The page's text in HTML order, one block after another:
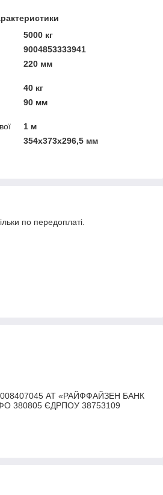
5000 кг
9004853333941
220 мм
40 кг
90 мм
1 м
354х373х296,5 мм
по передоплаті.
АТ «РАЙФФАЙЗЕН БАНК
380805 ЄДРПОУ 38753109